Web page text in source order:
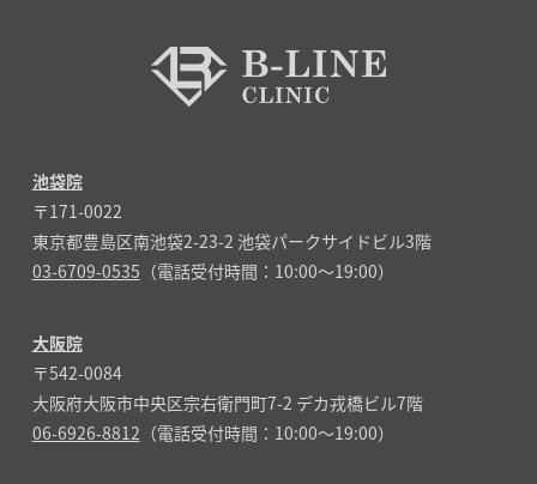
池袋院
〒171-0022
東京都豊島区南池袋2-23-2 池袋パークサイドビル3階
03-6709-0535 （電話受付時間：10:00～19:00）
大阪院
〒542-0084
大阪府大阪市中央区宗右衛門町7-2 デカ戎橋ビル7階
06-6926-8812 （電話受付時間：10:00～19:00）